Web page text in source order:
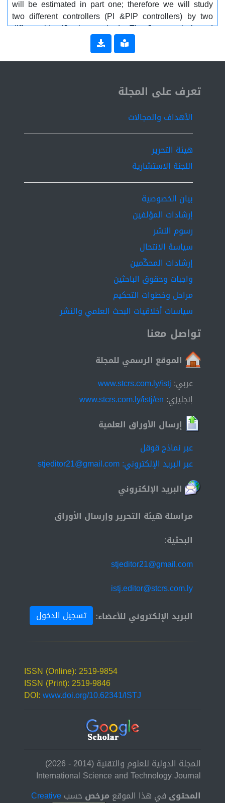
will be estimated in part one; therefore we will study
two different controllers (PI &PIP controllers) by two
different identification methods. The first one is based
on (STPI) Self Tuning method to calculate the settings
of the PI controller automatically using the program
(th_m_mex) for both velocity and position variable
and the servo rig at the same time to yield a comparing
response, and according to this result which is between
the produced model response and the actual model
response we will decide if the self-tuning method is suit
for both variable states or only one of them,
consequently, we will apply PIP controller which based
on a Non Minimum State Space (NMSS) representation
as an alternative method in case of the self tuning
method did not give an acceptable response.
ISSN 2519-9854
تعرف على المجلة
الأهداف والمجالات
هيئة التحرير
اللجنة الاستشارية
بيان الخصوصية
إرشادات المؤلفين
رسوم النشر
سياسة الانتحال
إرشادات المحكّمين
واجبات وحقوق الباحثين
مراحل وخطوات التحكيم
سياسات أخلاقيات البحث العلمي والنشر
تواصل معنا
الموقع الرسمي للمجلة
عربي: www.stcrs.com.ly/istj
إنجليزي: www.stcrs.com.ly/istj/en
إرسال الأوراق العلمية
عبر نماذج قوقل
عبر البريد الإلكتروني: stjeditor21@gmail.com
البريد الإلكتروني
مراسلة هيئة التحرير وإرسال الأوراق
البحثية:
stjeditor21@gmail.com
istj.editor@stcrs.com.ly
البريد الإلكتروني للأعضاء:
تسجيل الدخول
ISSN (Online): 2519-9854
ISSN (Print): 2519-9846
DOI:www.doi.org/10.62341/ISTJ
المجلة الدولية للعلوم والتقنية (2014 - 2026)
International Science and Technology Journal
المحتوى في هذا الموقع مرخصحسبCreative